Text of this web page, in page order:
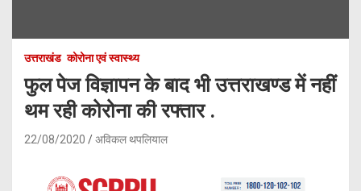
उत्तराखंड कोरोना एवं स्वास्थ्य
फुल पेज विज्ञापन के बाद भी उत्तराखण्ड में नहीं
थम रही कोरोना की रफ्तार .
22/08/2020 अविकल थपलियाल